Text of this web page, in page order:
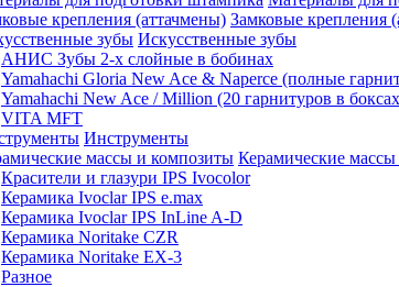
Замковые крепления
Искусственные зубы
АНИС Зубы 2-х слойные в бобинах
Yamahachi Gloria New Ace & Naperce (полные
Yamahachi New Ace / Million (20 гарнитуров в
VITA MFT
Инструменты
Керамические
Красители и глазури IPS Ivocolor
Керамика Ivoclar IPS e.max
Керамика Ivoclar IPS InLine A-D
Керамика Noritake CZR
Керамика Noritake EX-3
Разное